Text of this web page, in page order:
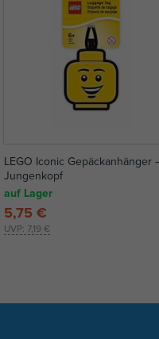
LEGO Iconic Gepäckanhänger
Jungenkopf
auf Lager
UVP:7,19 €
5,75 €